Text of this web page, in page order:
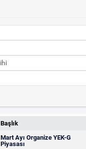
Başlık
Mart Ayı Organize YEK-G
Piyasası